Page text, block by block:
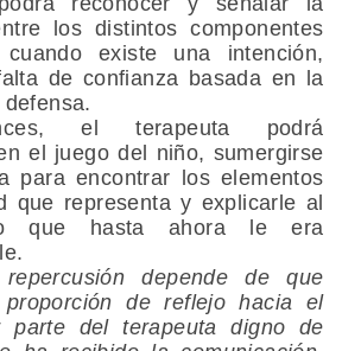
los distintos componentes
existe una intención,
de confianza basada en la
el terapeuta podrá
el juego del niño, sumergirse
para encontrar los elementos
que representa y explicarle al
que hasta ahora le era
depende de que
de reflejo hacia el
parte del terapeuta digno de